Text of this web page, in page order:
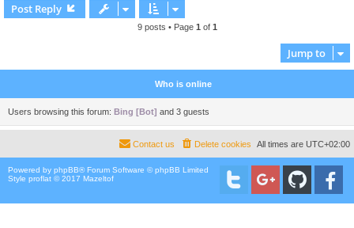
Post Reply
9 posts • Page 1 of 1
Jump to
Who is online
Users browsing this forum: Bing [Bot] and 3 guests
All times are UTC+02:00
Delete cookies
Contact us
Powered by phpBB® Forum Software © phpBB Limited
Style proflat © 2017 Mazeltof